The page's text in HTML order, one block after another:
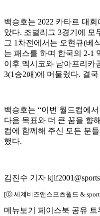
백승호는 2022 카타르 대
았다. 조별리그 3경기에 모
그 1차전에서는 오현규(베
는 패스를 하며 한국의 2-1
이후 멕시코와 남아프리카
3(1승2패)에 머물렀다. 결
백승호는 “이번 월드컵에
다음 목표와 더 큰 꿈을 향
컵에 함께해 주신 모든 분
했다.
김진수 기자
[ⓒ 세계비즈앤스포츠월드 &
메뉴보기 페이스북 공유 트